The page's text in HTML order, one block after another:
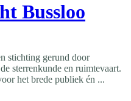
Bussloo
stichting gerund door
sterrenkunde en ruimtevaart.
het brede publiek én ...